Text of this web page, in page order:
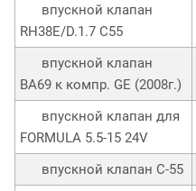
впускной клапан
RH38E/D.1.7 C55
впускной клапан
ВА69 к компр. GE (2008г.)
впускной клапан для
FORMULA 5.5-15 24V
впускной клапан С-55